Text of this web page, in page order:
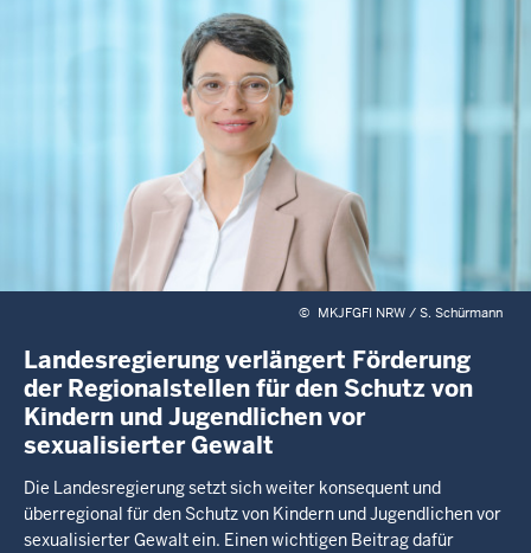
© MKJFGFI NRW / S. Schürmann
Landesregierung verlängert Förderung
der Regionalstellen für den Schutz von
Kindern und Jugendlichen vor
sexualisierter Gewalt
Die Landesregierung setzt sich weiter konsequent und
überregional für den Schutz von Kindern und Jugendlichen vor
sexualisierter Gewalt ein. Einen wichtigen Beitrag dafür